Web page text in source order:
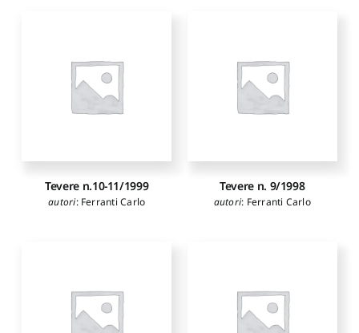
Tevere n.10-11/1999
autori: Ferranti Carlo
Tevere n. 9/1998
autori: Ferranti Carlo